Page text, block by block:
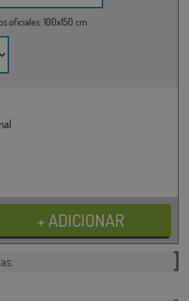
oficiales: 100x150 cm